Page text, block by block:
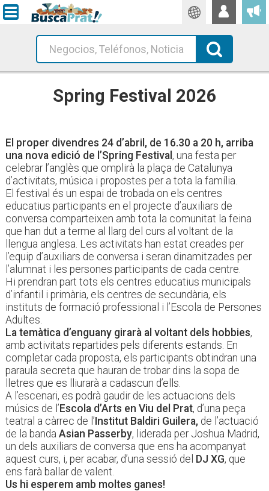
Traductor
Busca!
Spring Festival 2026
El proper divendres 24 d’abril, de 16.30 a 20 h, arriba
una nova edició de l’Spring Festival , una festa per
celebrar l’anglès que omplirà la plaça de Catalunya
d’activitats, música i propostes per a tota la família.
El festival és un espai de trobada on els centres
educatius participants en el projecte d’auxiliars de
conversa comparteixen amb tota la comunitat la feina
que han dut a terme al llarg del curs al voltant de la
llengua anglesa. Les activitats han estat creades per
l’equip d’auxiliars de conversa i seran dinamitzades per
l’alumnat i les persones participants de cada centre.
Hi prendran part tots els centres educatius municipals
d’infantil i primària, els centres de secundària, els
instituts de formació professional i l’Escola de Persones
Adultes.
La temàtica d’enguany girarà al voltant dels hobbies,
amb activitats repartides pels diferents estands. En
completar cada proposta, els participants obtindran una
paraula secreta que hauran de trobar dins la sopa de
lletres que es lliurarà a cadascun d’ells.
A l’escenari, es podrà gaudir de les actuacions dels
músics de l’Escola d’Arts en Viu del Prat, d’una peça
teatral a càrrec de l’Institut Baldiri Guilera, de l’actuació
de la banda Asian Passerby, liderada per Joshua Madrid,
un dels auxiliars de conversa que ens ha acompanyat
aquest curs, i, per acabar, d’una sessió del DJ XG, que
ens farà ballar de valent.
Us hi esperem amb moltes ganes!